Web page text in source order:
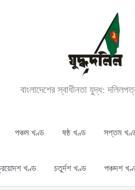
বাংলাদেশের স্বাধীনতা যুদ্ধ:
পঞ্চম খণ্ড ষষ্ঠ খণ্ড সপ্তম
খণ্ড চতুর্দশ খণ্ড পঞ্চদশ